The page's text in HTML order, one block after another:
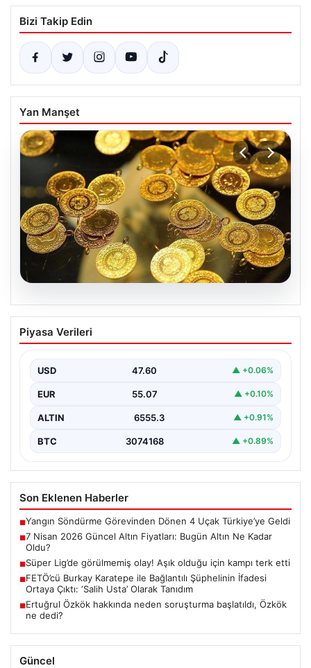
Bizi Takip Edin
Yan Manşet
7 Nisan 2026 Güncel Altın Fiyatları:
Bugün Altın Ne Kadar Oldu?
ve jeopolitik risklerin yoğun etkisi altında dalgalı bir…
Piyasa Verileri
USD 47.60 ▲ +0.06%
EUR 55.07 ▲ +0.10%
ALTIN 6555.3 ▲ +0.91%
BTC 3074168 ▲ +0.89%
Son Eklenen Haberler
■Yangın Söndürme Görevinden Dönen 4 Uçak Türkiye’ye Geldi
■7 Nisan 2026 Güncel Altın Fiyatları: Bugün Altın Ne Kadar
Oldu?
■Süper Lig’de görülmemiş olay! Aşık olduğu için kampı terk etti
■FETÖ’cü Burkay Karatepe ile Bağlantılı Şüphelinin İfadesi
Ortaya Çıktı: ‘Salih Usta’ Olarak Tanıdım
■Ertuğrul Özkök hakkında neden soruşturma başlatıldı, Özkök
ne dedi?
Güncel